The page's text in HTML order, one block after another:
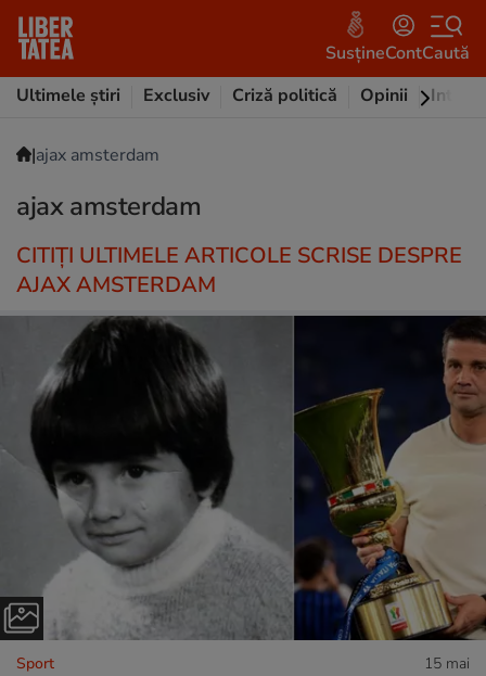
SusțineContCaută
Ultimele știri
Exclusiv Criză politică Opinii
|ajax amsterdam
ajax amsterdam
CITIȚI ULTIMELE ARTICOLE SCRISE DESPRE
AJAX AMSTERDAM
Sport 15 mai